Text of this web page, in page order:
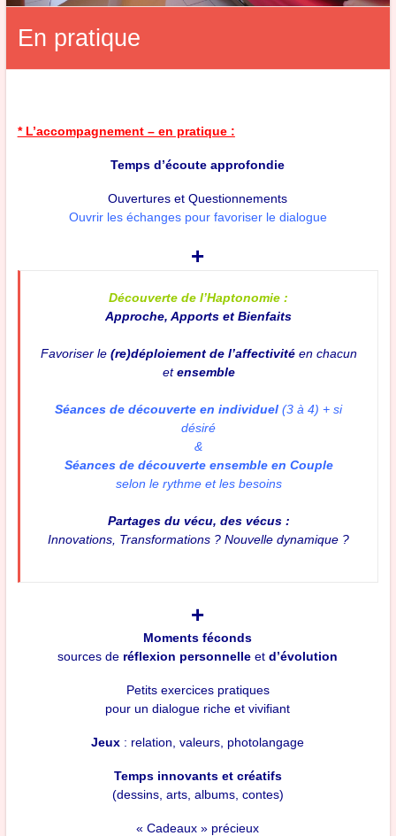
En pratique
* L’accompagnement – en pratique :
Temps d’écoute approfondie
Ouvertures et Questionnements
Ouvrir les échanges pour favoriser le dialogue
+
Découverte de l’Haptonomie :
Approche, Apports et Bienfaits
Favoriser le(re)déploiement de l’affectivité en chacun
etensemble
Séances de découverte en individuel (3 à 4) + si
désiré
&
Séances de découverte ensemble en Couple
selon le rythme et les besoins
Partages du vécu, des vécus :
Innovations, Transformations ? Nouvelle dynamique ?
+
Moments féconds
sources de réflexion personnelle etd’évolution
Petits exercices pratiques
pour un dialogue riche et vivifiant
Jeux : relation, valeurs, photolangage
Temps innovants et créatifs
(dessins, arts, albums, contes)
« Cadeaux » précieux